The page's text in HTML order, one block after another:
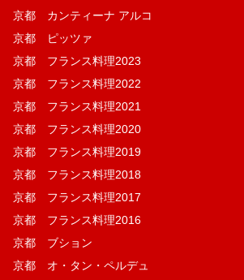
京都 カンティーナ アルコ
京都 ピッツァ
京都 フランス料理2023
京都 フランス料理2022
京都 フランス料理2021
京都 フランス料理2020
京都 フランス料理2019
京都 フランス料理2018
京都 フランス料理2017
京都 フランス料理2016
京都 ブション
京都 オ・タン・ペルデュ